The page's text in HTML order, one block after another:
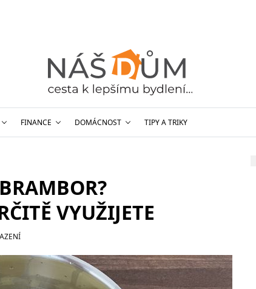
FINANCE DOMÁCNOST TIPY A TRIKY
VYUŽIJETE